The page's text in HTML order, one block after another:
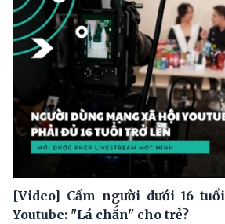
[Video] Cấm người dưới 16
Youtube: "Lá chắn" cho trẻ?